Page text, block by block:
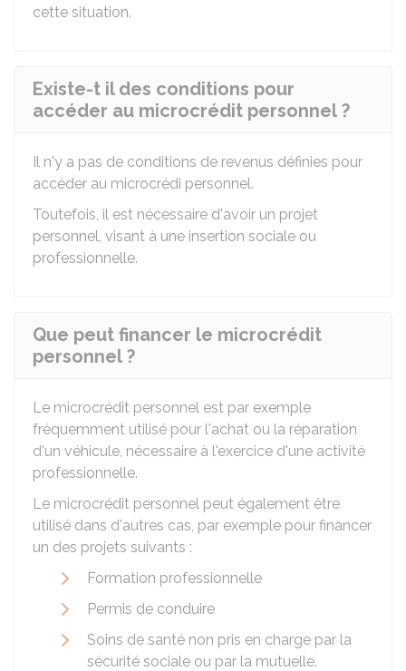
cette situation.
Existe-t il des conditions pour
accéder au microcrédit personnel ?
Il n'y a pas de conditions de revenus définies pour
accéder au microcrédi personnel.
Toutefois, il est nécessaire d'avoir un projet
personnel, visant à une insertion sociale ou
professionnelle.
Que peut financer le microcrédit
personnel ?
Le microcrédit personnel est par exemple
fréquemment utilisé pour l'achat ou la réparation
d'un véhicule, nécessaire à l'exercice d'une activité
professionnelle.
Le microcrédit personnel peut également être
utilisé dans d'autres cas, par exemple pour financer
un des projets suivants :
Formation professionnelle
Permis de conduire
Soins de santé non pris en charge par la
sécurité sociale ou par la mutuelle.